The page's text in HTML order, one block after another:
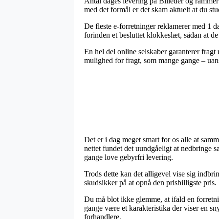
med det formål er det skam aktuelt at du
De fleste e-forretninger reklamerer med 1
forinden et besluttet klokkeslæt, sådan at
En hel del online selskaber garanterer
mulighed for fragt, som mange gange –
Det er i dag meget smart for os alle at
nettet fundet det uundgåeligt at nedbringe
gange love gebyrfri levering.
Trods dette kan det alligevel vise sig
skudsikker på at opnå den prisbilligste pris.
Du må blot ikke glemme, at ifald en
gange være et karakteristika der viser en
forhandlere.